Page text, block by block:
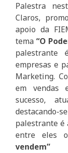
Palestra
Claros,
apoio da
tema “O
palestrante
empresas e
Marketing.
em vendas
sucesso,
palestrante é
entre eles
vendem”